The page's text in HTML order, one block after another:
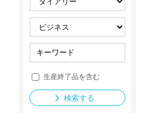
セキュリティ用品
法人向け製品
導入事例
生産終了品を含む
検索する